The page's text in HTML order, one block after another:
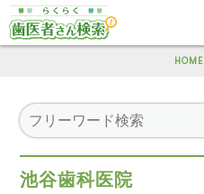
HOME
池谷歯科医院